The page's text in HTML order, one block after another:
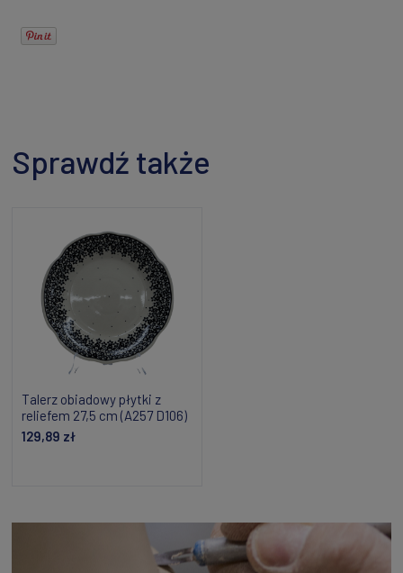
Sprawdź także
Talerz obiadowy płytki z
reliefem 27,5 cm (A257 D106)
129,89 zł